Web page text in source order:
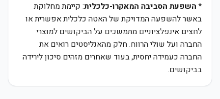
* השפעת הסביבה המאקרו-כלכלית: קיימת מחלוקת
באשר להשפעה המדויקת של האטה כלכלית אפשרית או
לחצים אינפלציוניים מתמשכים על הביקושים למוצרי
החברה ועל שולי הרווח. חלק מהאנליסטים רואים את
החברה כעמידה יחסית, בעוד שאחרים מזהים סיכון לירידה
בביקושים.